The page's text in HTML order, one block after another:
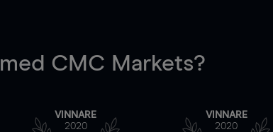
med CMC Markets?
VINNARE
2020
VINNARE
2020